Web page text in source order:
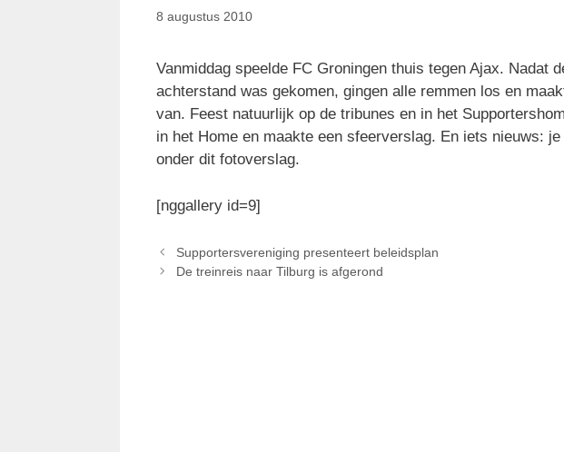
8 augustus 2010
Vanmiddag speelde FC Groningen thuis tegen Ajax. Nadat
achterstand was gekomen, gingen alle remmen los en
van. Feest natuurlijk op de tribunes en in het
in het Home en maakte een sfeerverslag. En iets nieuws:
onder dit fotoverslag.
[nggallery id=9]
Supportersvereniging presenteert beleidsplan
De treinreis naar Tilburg is afgerond